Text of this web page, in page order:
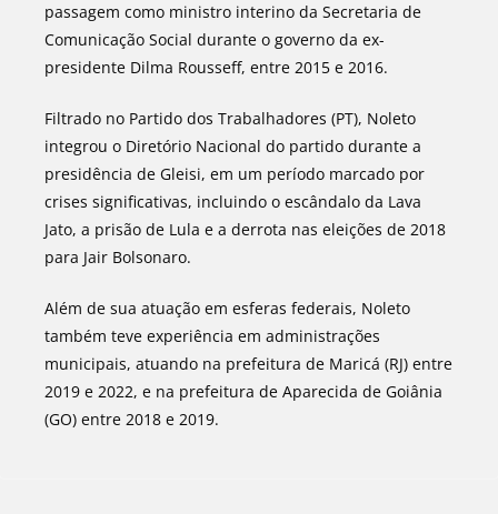
passagem como ministro interino da Secretaria de
Comunicação Social durante o governo da ex-
presidente Dilma Rousseff, entre 2015 e 2016.
Filtrado no Partido dos Trabalhadores (PT), Noleto
integrou o Diretório Nacional do partido durante a
presidência de Gleisi, em um período marcado por
crises significativas, incluindo o escândalo da Lava
Jato, a prisão de Lula e a derrota nas eleições de 2018
para Jair Bolsonaro.
Além de sua atuação em esferas federais, Noleto
também teve experiência em administrações
municipais, atuando na prefeitura de Maricá (RJ) entre
2019 e 2022, e na prefeitura de Aparecida de Goiânia
(GO) entre 2018 e 2019.